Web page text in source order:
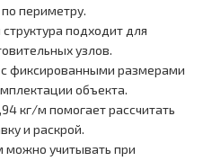
периметру.
подходит для
узлов.
фиксированными размерами
объекта.
кг/м помогает рассчитать
и раскрой.
можно учитывать при